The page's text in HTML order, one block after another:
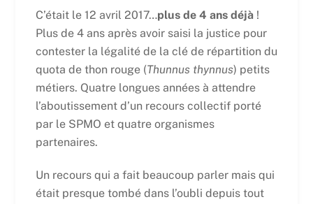
C’était le 12 avril 2017…plus de 4 ans déjà!
Plus de 4 ans après avoir saisi la justice pour
contester la légalité de la clé de répartition du
quota de thon rouge (Thunnus thynnus) petits
métiers. Quatre longues années à attendre
l’aboutissement d’un recours collectif porté
par le SPMO et quatre organismes
partenaires.
Un recours qui a fait beaucoup parler mais qui
était presque tombé dans l’oubli depuis tout